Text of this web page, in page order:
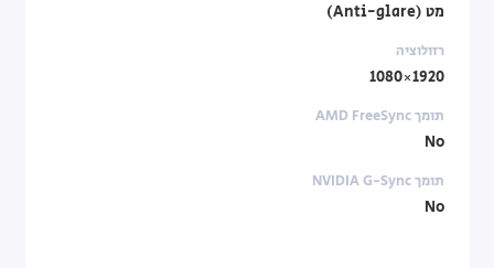
מט (Anti-glare)
רזולוציה
1920×1080
תומך AMD FreeSync
No
תומך NVIDIA G-Sync‏
No